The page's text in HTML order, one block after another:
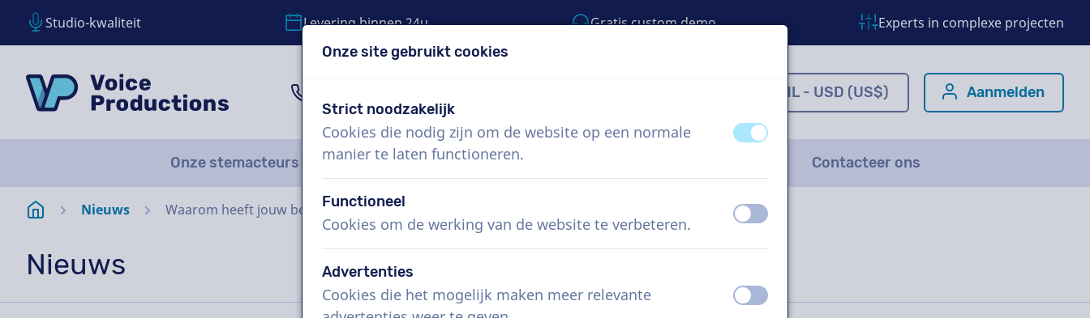
Studio-kwaliteit Levering binnen 24u Gratis custom demo Experts in complexe projecten
NL - USD (US$) Aanmelden
Onze stemacteurs Over ons Hoe werkt het? Contacteer ons
StartpaginaNieuws Waarom heeft jouw bedrijf een podcast nodig?
Nieuws
Onze site gebruikt cookies
Strict noodzakelijk
Cookies die nodig zijn om de website op een normale
manier te laten functioneren.
uit aan
Functioneel
Cookies om de werking van de website te verbeteren. uit aan
Advertenties
Cookies die het mogelijk maken meer relevante
uit aan